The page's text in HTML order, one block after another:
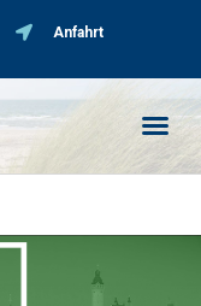
Anfahrt